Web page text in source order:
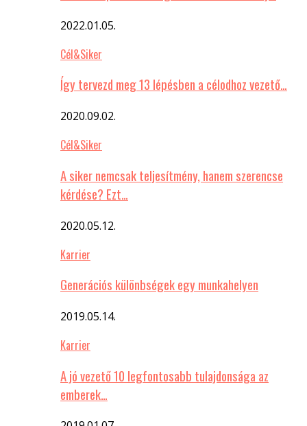
2022.01.05.
Cél&Siker
Így tervezd meg 13 lépésben a célodhoz vezető…
2020.09.02.
Cél&Siker
A siker nemcsak teljesítmény, hanem szerencse
kérdése? Ezt…
2020.05.12.
Karrier
Generációs különbségek egy munkahelyen
2019.05.14.
Karrier
A jó vezető 10 legfontosabb tulajdonsága az
emberek…